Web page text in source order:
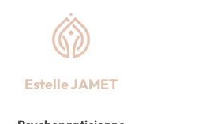
Estelle JAMET